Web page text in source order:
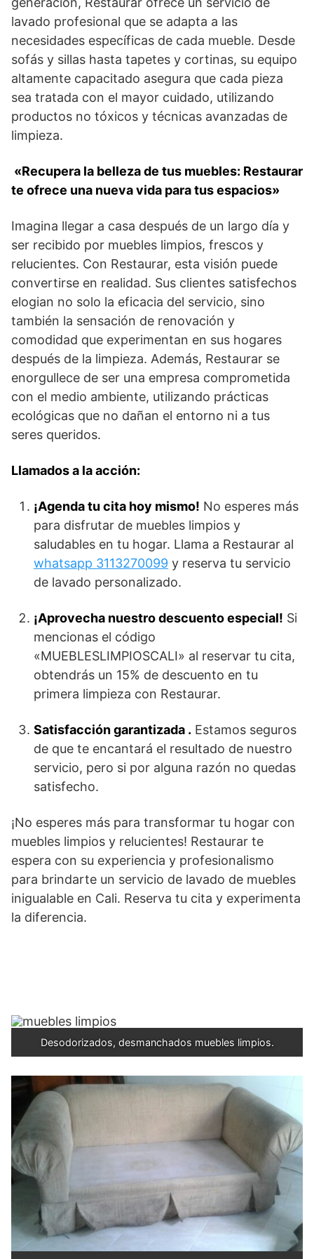
lavado profesional que se adapta a las
necesidades específicas de cada mueble. Desde
sofás y sillas hasta tapetes y cortinas, su equipo
altamente capacitado asegura que cada pieza
sea tratada con el mayor cuidado, utilizando
productos no tóxicos y técnicas avanzadas de
limpieza.
«Recupera la belleza de tus muebles: Restaurar
te ofrece una nueva vida para tus espacios»
Imagina llegar a casa después de un largo día y
ser recibido por muebles limpios, frescos y
relucientes. Con Restaurar, esta visión puede
convertirse en realidad. Sus clientes satisfechos
elogian no solo la eficacia del servicio, sino
también la sensación de renovación y
comodidad que experimentan en sus hogares
después de la limpieza. Además, Restaurar se
enorgullece de ser una empresa comprometida
con el medio ambiente, utilizando prácticas
ecológicas que no dañan el entorno ni a tus
seres queridos.
Llamados a la acción:
¡Agenda tu cita hoy mismo! No esperes más
para disfrutar de muebles limpios y
saludables en tu hogar. Llama a Restaurar al
whatsapp 3113270099 y reserva tu servicio
de lavado personalizado.
¡Aprovecha nuestro descuento especial! Si
mencionas el código
«MUEBLESLIMPIOSCALI» al reservar tu cita,
obtendrás un 15% de descuento en tu
primera limpieza con Restaurar.
Satisfacción garantizada . Estamos seguros
de que te encantará el resultado de nuestro
servicio, pero si por alguna razón no quedas
satisfecho.
¡No esperes más para transformar tu hogar con
muebles limpios y relucientes! Restaurar te
espera con su experiencia y profesionalismo
para brindarte un servicio de lavado de muebles
inigualable en Cali. Reserva tu cita y experimenta
la diferencia.
Desodorizados, desmanchados muebles limpios.